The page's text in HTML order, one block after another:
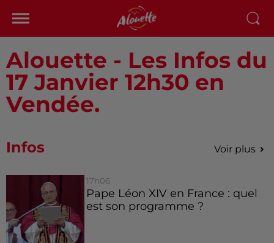
Alouette - Les Infos du
17 Janvier 12h30 en
Vendée.
Infos Voir plus
17h06
Pape Léon XIV en France : quel
est son programme ?